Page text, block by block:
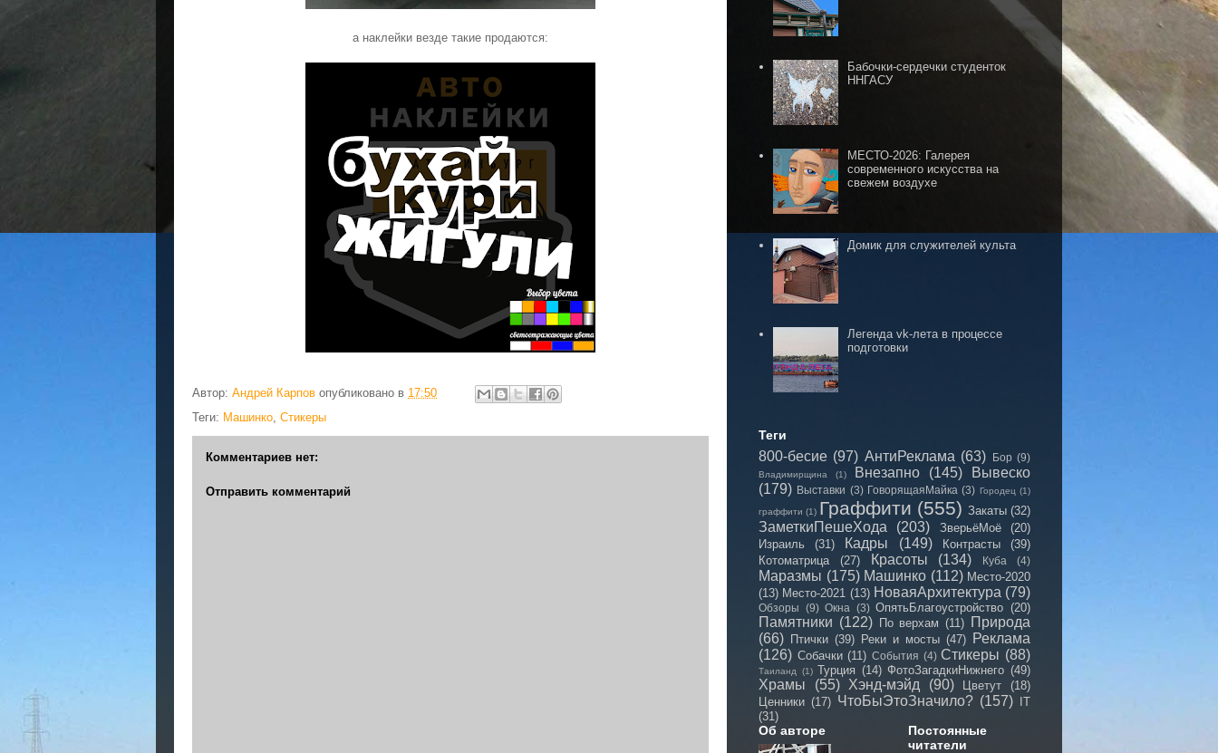
а наклейки везде такие продаются:
Автор: Андрей Карпов опубликовано в 17:50
Теги: Машинко, Стикеры
Комментариев нет:
Отправить комментарий
Бабочки-сердечки студенток
ННГАСУ
МЕСТО-2026: Галерея
современного искусства на
свежем воздухе
Домик для служителей культа
Легенда vk-лета в процессе
подготовки
Теги
800-бесие (97) АнтиРеклама (63) Бор (9)
Владимирщина (1) Внезапно (145)
Вывеско
(179) Выставки (3) ГоворящаяМайка (3) Городец (1)
граффити (1) Граффити (555) Закаты (32)
ЗаметкиПешеХода (203) ЗверьёМоё
(20)
Израиль
(31) Кадры (149) Контрасты
(39)
Котоматрица
(27) Красоты (134) Куба (4)
Маразмы (175) Машинко (112) Место-2020
(13) Место-2021 (13) НоваяАрхитектура (79)
Обзоры (9) Окна (3) ОпятьБлагоустройство (20)
Памятники (122) По верхам (11) Природа
(66) Птички (39) Реки и мосты (47) Реклама
(126) Собачки (11) События (4) Стикеры (88)
Таиланд (1) Турция (14) ФотоЗагадкиНижнего (49)
Храмы (55) Хэнд-мэйд (90) Цветут
(18)
Ценники (17) ЧтоБыЭтоЗначило? (157)
IT
(31)
Об авторе
Постоянные
читатели